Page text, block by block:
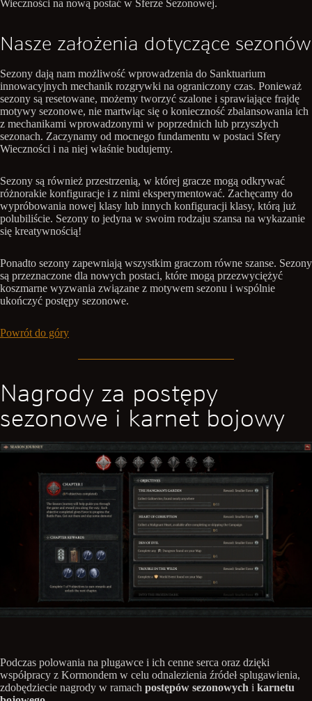
Wieczności na nową postać w Sferze Sezonowej.
Nasze założenia dotyczące sezonów
Sezony dają nam możliwość wprowadzenia do Sanktuarium
innowacyjnych mechanik rozgrywki na ograniczony czas. Ponieważ
sezony są resetowane, możemy tworzyć szalone i sprawiające frajdę
motywy sezonowe, nie martwiąc się o konieczność zbalansowania ich
z mechanikami wprowadzonymi w poprzednich lub przyszłych
sezonach. Zaczynamy od mocnego fundamentu w postaci Sfery
Wieczności i na niej właśnie budujemy.
Sezony są również przestrzenią, w której gracze mogą odkrywać
różnorakie konfiguracje i z nimi eksperymentować. Zachęcamy do
wypróbowania nowej klasy lub innych konfiguracji klasy, którą już
polubiliście. Sezony to jedyna w swoim rodzaju szansa na wykazanie
się kreatywnością!
Ponadto sezony zapewniają wszystkim graczom równe szanse. Sezony
są przeznaczone dla nowych postaci, które mogą przezwyciężyć
koszmarne wyzwania związane z motywem sezonu i wspólnie
ukończyć postępy sezonowe.
Powrót do góry
Nagrody za postępy
sezonowe i karnet bojowy
Podczas polowania na plugawce i ich cenne serca oraz dzięki
współpracy z Kormondem w celu odnalezienia źródeł splugawienia,
zdobędziecie nagrody w ramach postępów sezonowych i karnetu